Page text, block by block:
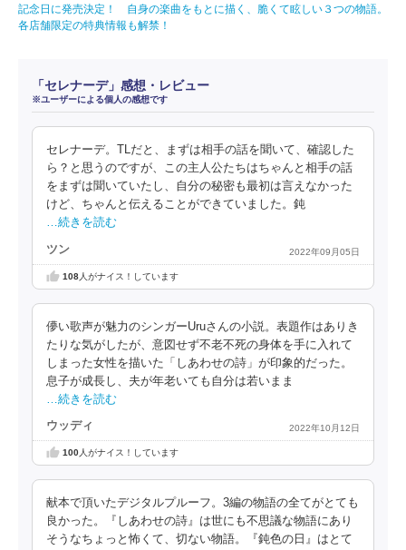
記念日に発売決定！ 自身の楽曲をもとに描く、脆くて眩しい３つの物語。
各店舗限定の特典情報も解禁！
「セレナーデ」感想・レビュー
※ユーザーによる個人の感想です
セレナーデ。TLだと、まずは相手の話を聞いて、確認した
ら？と思うのですが、この主人公たちはちゃんと相手の話
をまずは聞いていたし、自分の秘密も最初は言えなかった
けど、ちゃんと伝えることができていました。鈍
…続きを読む
ツン 2022年09月05日
108人がナイス！しています
儚い歌声が魅力のシンガーUruさんの小説。表題作はありき
たりな気がしたが、意図せず不老不死の身体を手に入れて
しまった女性を描いた「しあわせの詩」が印象的だった。
息子が成長し、夫が年老いても自分は若いまま
…続きを読む
ウッディ 2022年10月12日
100人がナイス！しています
献本で頂いたデジタルプルーフ。3編の物語の全てがとても
良かった。『しあわせの詩』は世にも不思議な物語にあり
そうなちょっと怖くて、切ない物語。『鈍色の日』はとて